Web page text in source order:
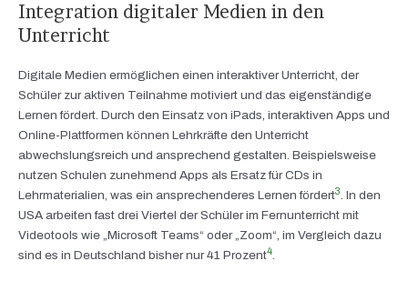
Integration digitaler Medien in den
Unterricht
Digitale Medien ermöglichen einen interaktiver Unterricht, der
Schüler zur aktiven Teilnahme motiviert und das eigenständige
Lernen fördert. Durch den Einsatz von iPads, interaktiven Apps und
Online-Plattformen können Lehrkräfte den Unterricht
abwechslungsreich und ansprechend gestalten. Beispielsweise
nutzen Schulen zunehmend Apps als Ersatz für CDs in
Lehrmaterialien, was ein ansprechenderes Lernen fördert3. In den
USA arbeiten fast drei Viertel der Schüler im Fernunterricht mit
Videotools wie „Microsoft Teams“ oder „Zoom“, im Vergleich dazu
sind es in Deutschland bisher nur 41 Prozent4.